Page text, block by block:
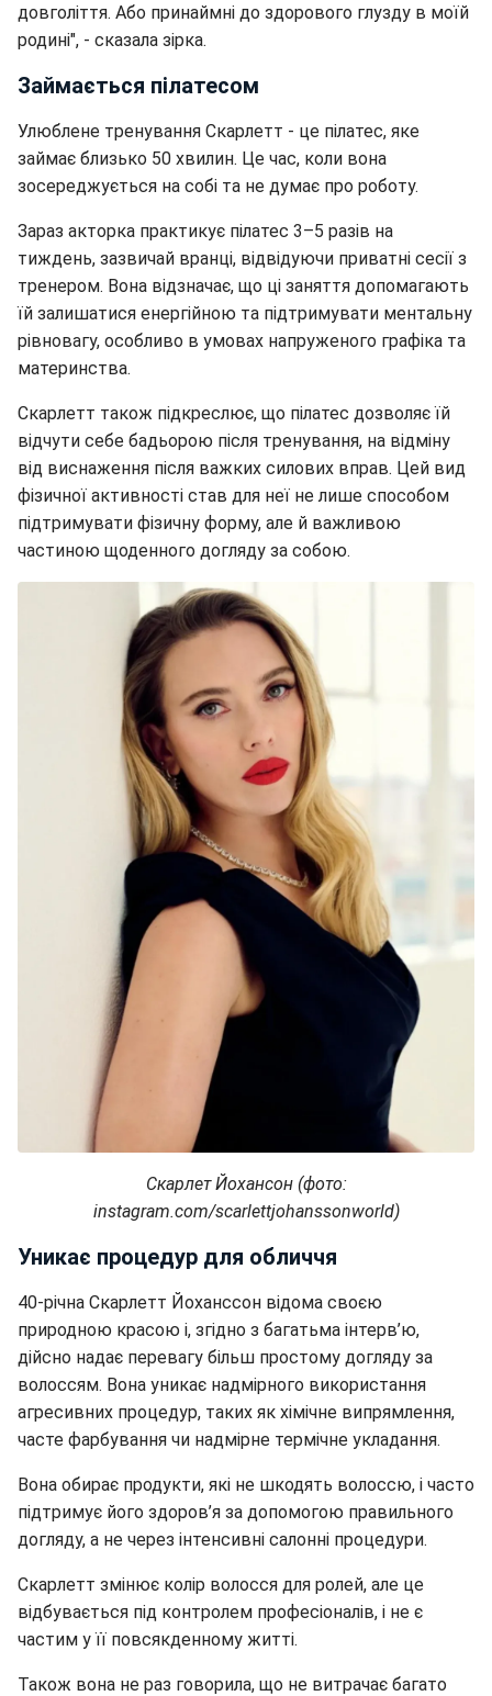
довголіття. Або принаймні до здорового глузду в моїй
родині", - сказала зірка.
Займається пілатесом
Улюблене тренування Скарлетт - це пілатес, яке
займає близько 50 хвилин. Це час, коли вона
зосереджується на собі та не думає про роботу.
Зараз акторка практикує пілатес 3–5 разів на
тиждень, зазвичай вранці, відвідуючи приватні сесії з
тренером. Вона відзначає, що ці заняття допомагають
їй залишатися енергійною та підтримувати ментальну
рівновагу, особливо в умовах напруженого графіка та
материнства.
Скарлетт також підкреслює, що пілатес дозволяє їй
відчути себе бадьорою після тренування, на відміну
від виснаження після важких силових вправ. Цей вид
фізичної активності став для неї не лише способом
підтримувати фізичну форму, але й важливою
частиною щоденного догляду за собою.
Скарлет Йохансон (фото:
instagram.com/scarlettjohanssonworld)
Уникає процедур для обличчя
40-річна Скарлетт Йоханссон відома своєю
природною красою і, згідно з багатьма інтерв’ю,
дійсно надає перевагу більш простому догляду за
волоссям. Вона уникає надмірного використання
агресивних процедур, таких як хімічне випрямлення,
часте фарбування чи надмірне термічне укладання.
Вона обирає продукти, які не шкодять волоссю, і часто
підтримує його здоров’я за допомогою правильного
догляду, а не через інтенсивні салонні процедури.
Скарлетт змінює колір волосся для ролей, але це
відбувається під контролем професіоналів, і не є
частим у її повсякденному житті.
Також вона не раз говорила, що не витрачає багато